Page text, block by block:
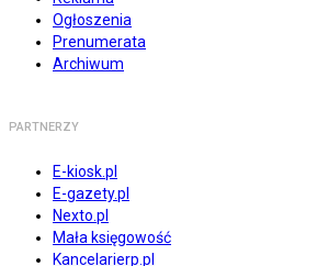
Ogłoszenia
Prenumerata
Archiwum
PARTNERZY
E-kiosk.pl
E-gazety.pl
Nexto.pl
Mała księgowość
Kancelarierp.pl